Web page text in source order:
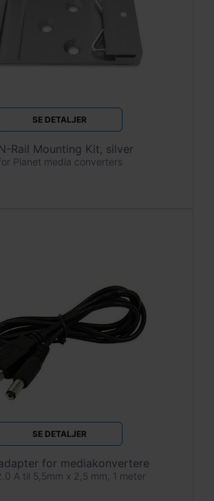
SE DETALJER
Rail Mounting Kit, silver
Planet media converters
SE DETALJER
for mediakonvertere
A til 5,5mm x 2,5 mm, 1 meter